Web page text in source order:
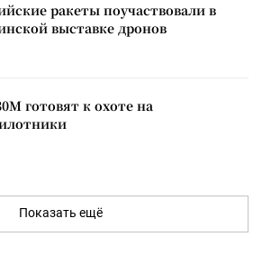
ракеты поучаствовали в
выставке дронов
готовят к охоте на
Показать ещё